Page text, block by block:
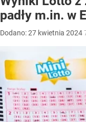
padły m.in. w
Dodano:27 kwietnia 2024